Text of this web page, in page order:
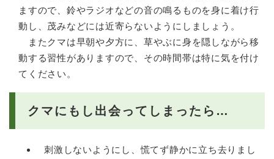
ますので、鈴やラジオなどの音の鳴るものを身に着け行
動し、茂みなどには近寄らないようにしましょう。
またクマは早朝や夕方に、草やぶに身を隠しながら移
動する習性がありますので、その時間帯は特に気を付け
てください。
クマにもし出会ってしまったら…
刺激しないようにし、慌てず静かに立ち去りまし